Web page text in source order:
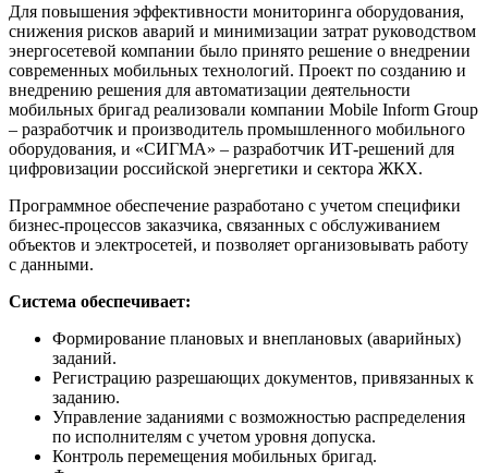
Для повышения эффективности мониторинга оборудования,
снижения рисков аварий и минимизации затрат руководством
энергосетевой компании было принято решение о внедрении
современных мобильных технологий. Проект по созданию и
внедрению решения для автоматизации деятельности
мобильных бригад реализовали компании Mobile Inform Group
– разработчик и производитель промышленного мобильного
оборудования, и «СИГМА» – разработчик ИТ-решений для
цифровизации российской энергетики и сектора ЖКХ.
Программное обеспечение разработано с учетом специфики
бизнес-процессов заказчика, связанных с обслуживанием
объектов и электросетей, и позволяет организовывать работу
с данными.
Система обеспечивает:
Формирование плановых и внеплановых (аварийных)
заданий.
Регистрацию разрешающих документов, привязанных к
заданию.
Управление заданиями с возможностью распределения
по исполнителям с учетом уровня допуска.
Контроль перемещения мобильных бригад.